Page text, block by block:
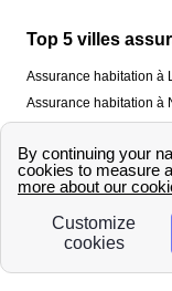
Top 5 villes
Assurance habitation à
Assurance habitation à
À propos
Qui sommes-nous ?